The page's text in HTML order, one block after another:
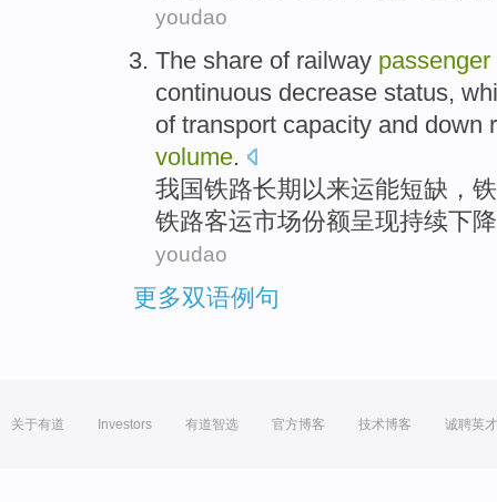
youdao
The share of railway passenger
continuous decrease status,
oftransport capacity and down
volume.
我国铁路长期以来运能短缺，
铁路客运市场份额呈现持续下降
youdao
更多双语例句
关于有道 Investors 有道智选 官方博客 技术博客 诚聘英才